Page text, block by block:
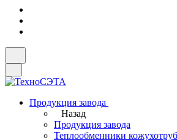
Продукция завода
Назад
Продукция завода
Теплообменники